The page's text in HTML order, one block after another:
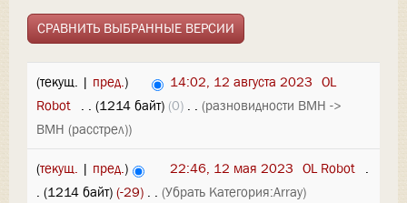
(текущ. | пред.) 14:02, 12 августа 2023 OL
Robot . . (1214 байт) (0) . . (разновидности ВМН ->
ВМН (расстрел))
(текущ. | пред.) 22:46, 12 мая 2023 OL Robot .
. (1214 байт) (-29) . . (Убрать Категория:Array)